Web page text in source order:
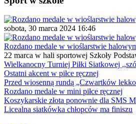
sobota, 30 marca 2024 16:46
Rozdano medale w wioślarstwie
22 marca w hali sportowej Szkoły
Wielkanocny Turniej Piłki Siatkowej
Ostatni akcent w piłce ręcznej
Przed wiosenną rundą „Czwartków
Rozdano medale w mini piłce ręcznej
Koszykarskie złota ponownie dla SMS
Licealna siatkówka chłopców ma finiszu